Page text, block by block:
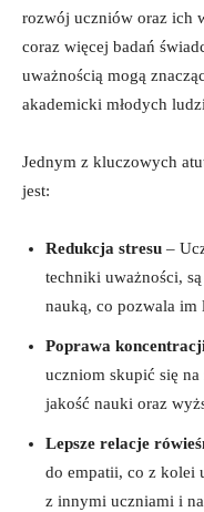
rozwój uczniów oraz ich
coraz więcej badań​
uważnością mogą
‍akademicki ⁢młodych
Jednym z kluczowych
⁢jest:
Redukcja ‍stresu –
techniki uważności,
nauką, co pozwala im
Poprawa
uczniom skupić się na
jakość nauki oraz
Lepsze relacje
‍do empatii, ⁤co z kolei
z innymi⁤ uczniami ‍i